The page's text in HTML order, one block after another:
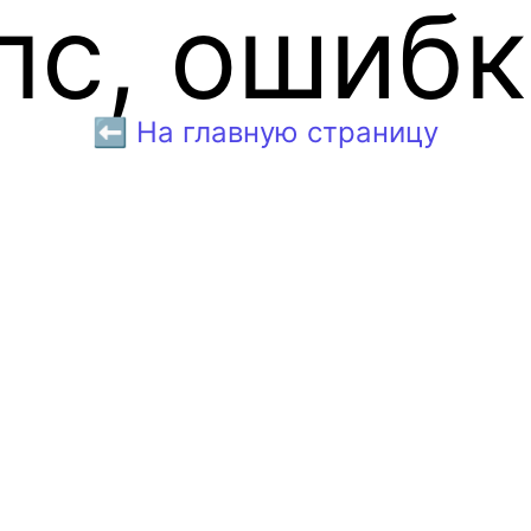
⬅️ На главную страницу